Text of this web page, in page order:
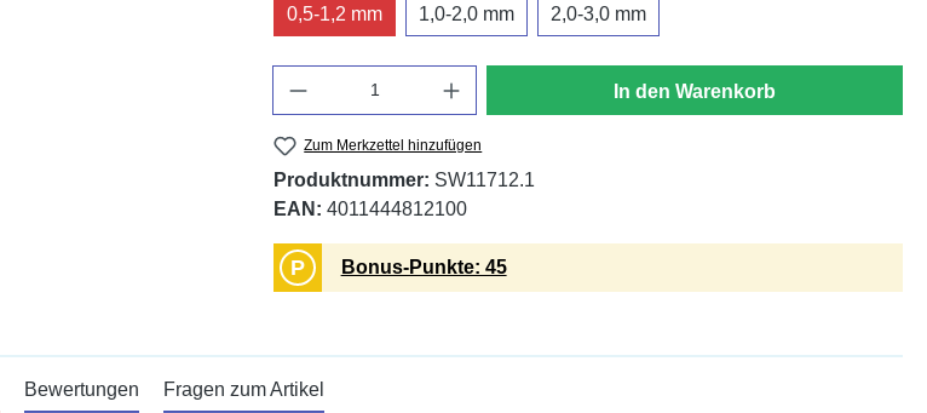
0,5-1,2 mm 1,0-2,0 mm 2,0-3,0 mm
In den Warenkorb
Zum Merkzettel hinzufügen
Produktnummer: SW11712.1
EAN: 4011444812100
P Bonus-Punkte: 45
Bewertungen Fragen zum Artikel